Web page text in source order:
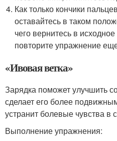
Как только кончики
оставайтесь в таком
чего вернитесь в
повторите упражнение
«Ивовая ветка»
Зарядка поможет улучшить
сделает его более
устранит болевые чувства в
Выполнение упражнения: